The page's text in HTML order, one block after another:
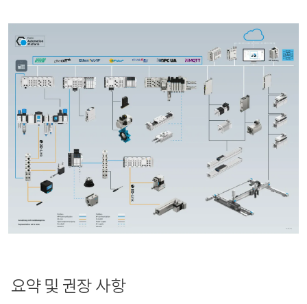
요약 및 권장 사항